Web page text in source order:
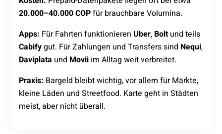
20.000–40.000 COPfür brauchbare Volumina.
Apps: Für Fahrten funktionieren Uber, Boltund teils
Cabifygut. Für Zahlungen und Transfers sind Nequi,
Daviplata und Movii im Alltag weit verbreitet.
Praxis: Bargeld bleibt wichtig, vor allem für Märkte,
kleine Läden und Streetfood. Karte geht in Städten
meist, aber nicht überall.